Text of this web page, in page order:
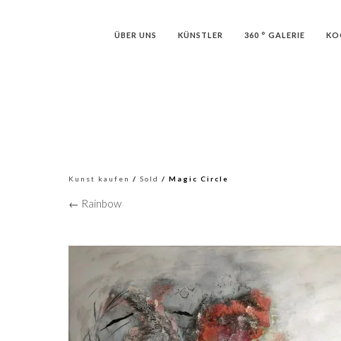
ÜBER UNS KÜNSTLER 360 ° GALERIE
Kunst kaufen / Sold / Magic Circle
← Rainbow